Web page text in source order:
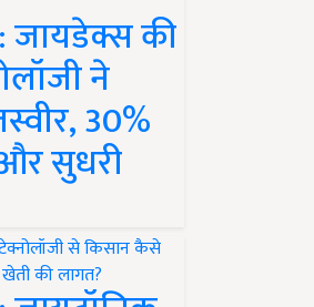
जायडेक्स की
ने
30%
सुधरी